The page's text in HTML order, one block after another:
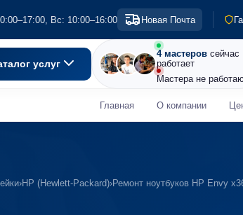
Вс: 10:00–16:00 Новая Почта
услуг
4 мастеровсейчас
работает
Мастера не
Главная О компании
›HP (Hewlett-Packard)›Ремонт ноутбуков HP Envy